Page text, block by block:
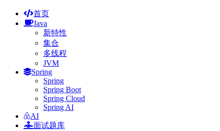
首页
Java
新特性
集合
多线程
JVM
Spring
Spring
Spring Boot
Spring Cloud
Spring AI
AI
面试题库